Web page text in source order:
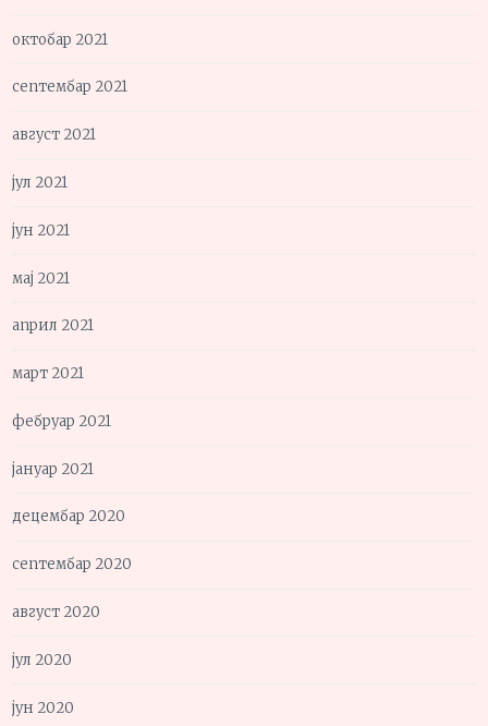
октобар 2021
септембар 2021
август 2021
јул 2021
јун 2021
мај 2021
април 2021
март 2021
фебруар 2021
јануар 2021
децембар 2020
септембар 2020
август 2020
јул 2020
јун 2020